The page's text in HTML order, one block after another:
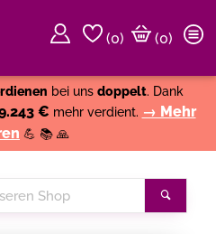
(0)
(0)
bei uns doppelt. Dank
€ mehr verdient. → Mehr
💪 📚 🙏